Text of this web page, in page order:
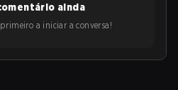
ainda
a iniciar a conversa!